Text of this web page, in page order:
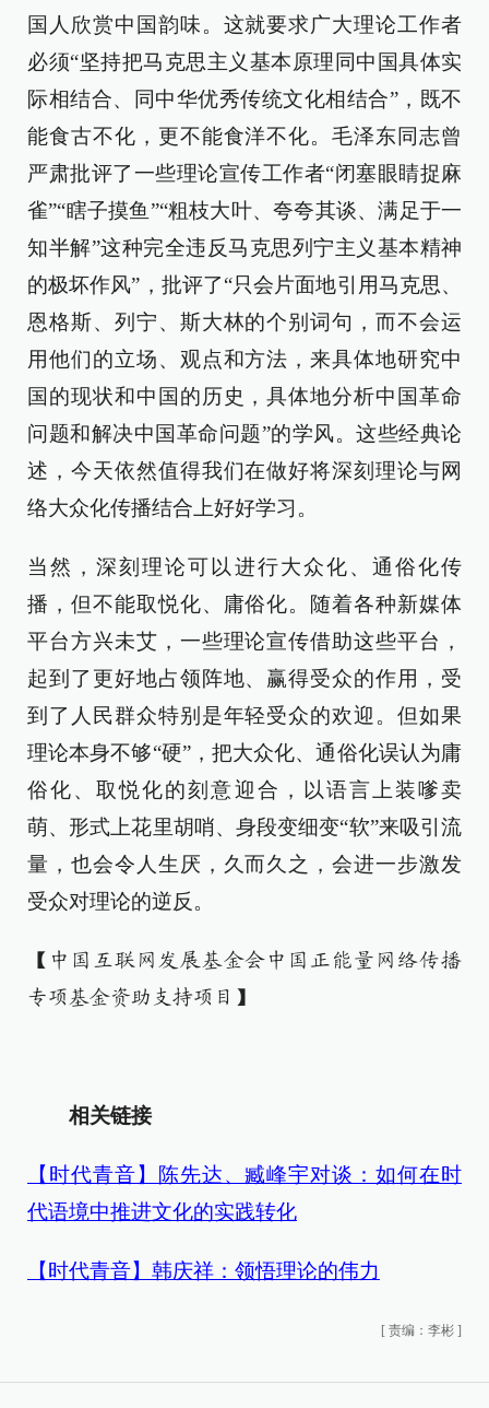
国人欣赏中国韵味。这就要求广大理论工作者
必须“坚持把马克思主义基本原理同中国具体实
际相结合、同中华优秀传统文化相结合”，既不
能食古不化，更不能食洋不化。毛泽东同志曾
严肃批评了一些理论宣传工作者“闭塞眼睛捉麻
雀”“瞎子摸鱼”“粗枝大叶、夸夸其谈、满足于一
知半解”这种完全违反马克思列宁主义基本精神
的极坏作风”，批评了“只会片面地引用马克思、
恩格斯、列宁、斯大林的个别词句，而不会运
用他们的立场、观点和方法，来具体地研究中
国的现状和中国的历史，具体地分析中国革命
问题和解决中国革命问题”的学风。这些经典论
述，今天依然值得我们在做好将深刻理论与网
络大众化传播结合上好好学习。
当然，深刻理论可以进行大众化、通俗化传
播，但不能取悦化、庸俗化。随着各种新媒体
平台方兴未艾，一些理论宣传借助这些平台，
起到了更好地占领阵地、赢得受众的作用，受
到了人民群众特别是年轻受众的欢迎。但如果
理论本身不够“硬”，把大众化、通俗化误认为庸
俗化、取悦化的刻意迎合，以语言上装嗲卖
萌、形式上花里胡哨、身段变细变“软”来吸引流
量，也会令人生厌，久而久之，会进一步激发
受众对理论的逆反。
【中国互联网发展基金会中国正能量网络传播
专项基金资助支持项目】
相关链接
【时代青音】陈先达、臧峰宇对谈：如何在时
代语境中推进文化的实践转化
【时代青音】韩庆祥：领悟理论的伟力
[ 责编：李彬 ]